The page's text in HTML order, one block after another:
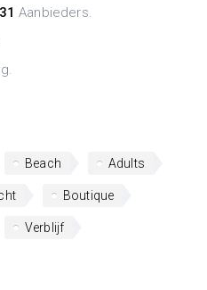
31 Aanbieders.
Beach Adults
Boutique
Verblijf